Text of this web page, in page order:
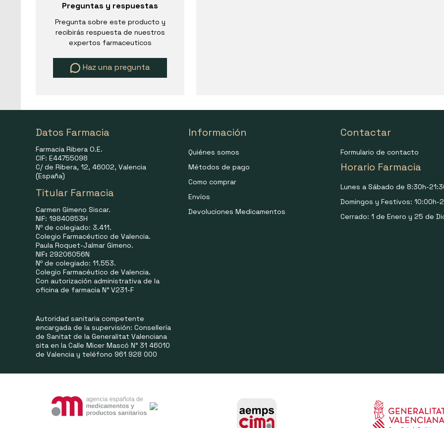
Preguntas y respuestas
Pregunta sobre este producto y
recibirás respuesta de nuestros
expertos farmaceuticos
Haz una pregunta
Datos Farmacia
Farmacia Ribera O.E.
CIF: E44755098
C/ de Ribera, 12, 46002, Valencia
(España)
Titular Farmacia
Carmen Gimeno Siscar.
NIF: 19840853H
Nº de colegiado: 3.411.
Colegio Farmacéutico de Valencia.
Paula Roquet-Jalmar Gimeno.
NIF: 29206056N
Nº de colegiado: 11.553.
Colegio Farmacéutico de Valencia.
Con autorización administrativa de la
oficina de farmacia N° V231-F
Autoridad sanitaria competente
encargada de la supervisión: Consellería
de Sanitat de la Generalitat Valenciana
sita en la Calle Micer Mascó N° 31 46010
de Valencia y teléfono 961 928 000
Información
Quiénes somos
Métodos de pago
Como comprar
Envíos
Devoluciones Medicamentos
Contactar
Formulario de contacto
Horario Farmacia
Lunes a Sábado de 8:30h-
Domingos y Festivos: 10:00h-
Cerrado: 1 de Enero y 25 de